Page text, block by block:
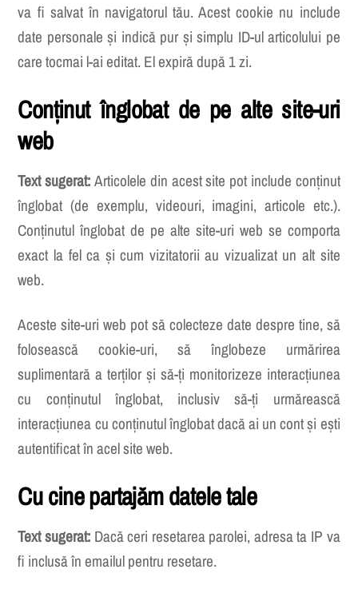
va fi salvat în navigatorul tău. Acest cookie nu include
date personale și indică pur și simplu ID-ul articolului pe
care tocmai l-ai editat. El expiră după 1 zi.
Conținut înglobat de pe alte site-uri
web
Text sugerat:Articolele din acest site pot include conținut
înglobat (de exemplu, videouri, imagini, articole etc.).
Conținutul înglobat de pe alte site-uri web se comporta
exact la fel ca și cum vizitatorii au vizualizat un alt site
web.
Aceste site-uri web pot să colecteze date despre tine, să
folosească cookie-uri, să înglobeze urmărirea
suplimentară a terților și să-ți monitorizeze interacțiunea
cu conținutul înglobat, inclusiv să-ți urmărească
interacțiunea cu conținutul înglobat dacă ai un cont și ești
autentificat în acel site web.
Cu cine partajăm datele tale
Text sugerat: Dacă ceri resetarea parolei, adresa ta IP va
fi inclusă în emailul pentru resetare.